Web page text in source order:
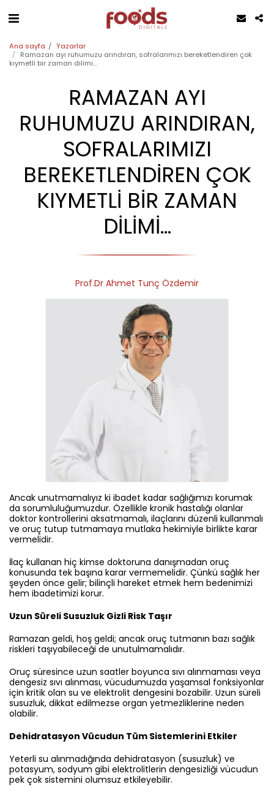
Ana sayfa
Yazarlar
Ramazan ayı ruhumuzu arındıran, sofralarımızı bereketlendiren çok
kıymetli bir zaman dilimi…
RAMAZAN AYI
RUHUMUZU ARINDIRAN,
SOFRALARIMIZI
BEREKETLENDIREN ÇOK
KIYMETLI BIR ZAMAN
DILIMI…
Prof.Dr Ahmet Tunç Özdemir
Ancak unutmamalıyız ki ibadet kadar sağlığımızı korumak
da sorumluluğumuzdur. Özellikle kronik hastalığı olanlar
doktor kontrollerini aksatmamalı, ilaçlarını düzenli kullanmalı
ve oruç tutup tutmamaya mutlaka hekimiyle birlikte karar
vermelidir.
İlaç kullanan hiç kimse doktoruna danışmadan oruç
konusunda tek başına karar vermemelidir. Çünkü sağlık her
şeyden önce gelir; bilinçli hareket etmek hem bedenimizi
hem ibadetimizi korur.
Uzun Süreli Susuzluk Gizli Risk Taşır
Ramazan geldi, hoş geldi; ancak oruç tutmanın bazı sağlık
riskleri taşıyabileceği de unutulmamalıdır.
Oruç süresince uzun saatler boyunca sıvı alınmaması veya
dengesiz sıvı alınması, vücudumuzda yaşamsal fonksiyonlar
için kritik olan su ve elektrolit dengesini bozabilir. Uzun süreli
susuzluk, dikkat edilmezse organ yetmezliklerine neden
olabilir.
Dehidratasyon Vücudun Tüm Sistemlerini Etkiler
Yeterli su alınmadığında dehidratasyon (susuzluk) ve
potasyum, sodyum gibi elektrolitlerin dengesizliği vücudun
pek çok sistemini olumsuz etkileyebilir.